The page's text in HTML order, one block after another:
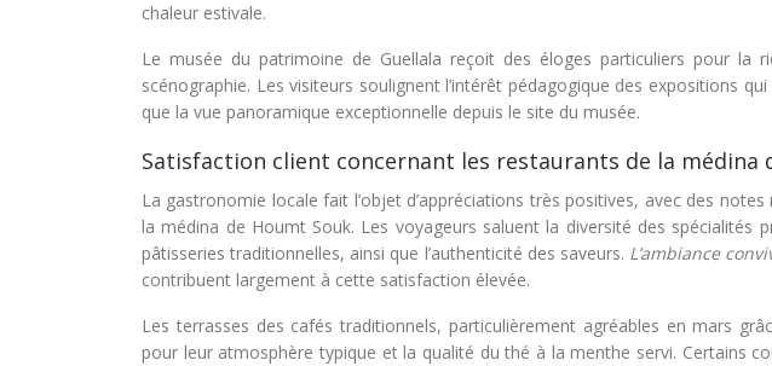
chaleur estivale.
Le musée du patrimoine de Guellala reçoit des éloges particuliers pour la
scénographie. Les visiteurs soulignent l’intérêt pédagogique des expositions
que la vue panoramique exceptionnelle depuis le site du musée.
Satisfaction client concernant les restaurants de la médina
La gastronomie locale fait l’objet d’appréciations très positives, avec des
la médina de Houmt Souk. Les voyageurs saluent la diversité des spécialités
pâtisseries traditionnelles, ainsi que l’authenticité des saveurs. L’ambiance
contribuent largement à cette satisfaction élevée.
Les terrasses des cafés traditionnels, particulièrement agréables en mars
pour leur atmosphère typique et la qualité du thé à la menthe servi. Certains